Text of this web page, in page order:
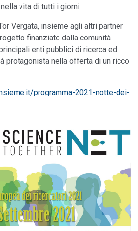
vita di tutti i giorni.
Vergata, insieme agli altri partner
finanziato dalla comunità
enti pubblici di ricerca ed
protagonista nella offerta di un ricco
programma-2021-notte-dei-